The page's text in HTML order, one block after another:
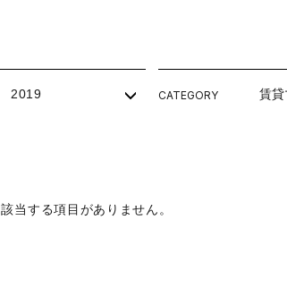
2019 CATEGORY 賃
該当する項目がありません。